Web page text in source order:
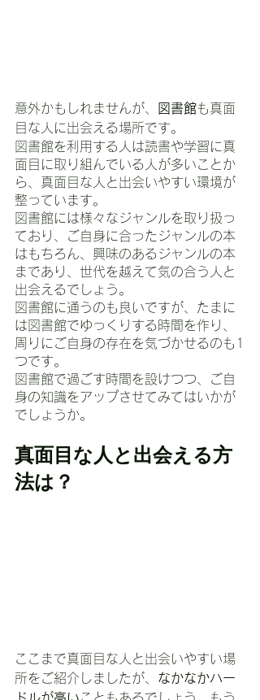
意外かもしれませんが、 図書館も真面
目な人に出会える場所です。
図書館を利用する人は読書や学習に真
面目に取り組んでいる人が多いことか
ら、真面目な人と出会いやすい環境が
整っています。
図書館には様々なジャンルを取り扱っ
ており、ご自身に合ったジャンルの本
はもちろん、興味のあるジャンルの本
まであり、世代を越えて気の合う人と
出会えるでしょう。
図書館に通うのも良いですが、たまに
は図書館でゆっくりする時間を作り、
周りにご自身の存在を気づかせるのも1
つです。
図書館で過ごす時間を設けつつ、ご自
身の知識をアップさせてみてはいかが
でしょうか。
真面目な人と出会える方
法は？
ここまで真面目な人と出会いやすい場
所をご紹介しましたが、 なかなかハー